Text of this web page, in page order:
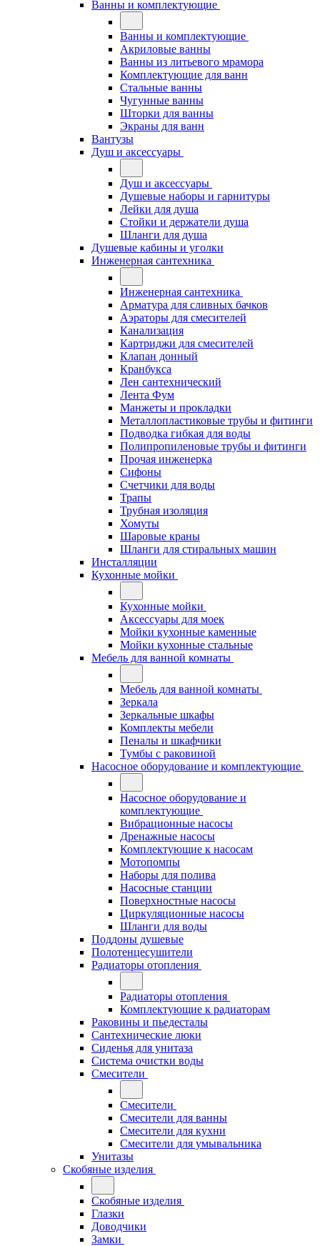
Ванны и комплектующие
Ванны и комплектующие
Акриловые ванны
Ванны из литьевого мрамора
Комплектующие для ванн
Стальные ванны
Чугунные ванны
Шторки для ванны
Экраны для ванн
Вантузы
Душ и аксессуары
Душ и аксессуары
Душевые наборы и гарнитуры
Лейки для душа
Стойки и держатели душа
Шланги для душа
Душевые кабины и уголки
Инженерная сантехника
Инженерная сантехника
Арматура для сливных бачков
Аэраторы для смесителей
Канализация
Картриджи для смесителей
Клапан донный
Кранбукса
Лен сантехнический
Лента Фум
Манжеты и прокладки
Металлопластиковые трубы и фитинги
Подводка гибкая для воды
Полипропиленовые трубы и фитинги
Прочая инженерка
Сифоны
Счетчики для воды
Трапы
Трубная изоляция
Хомуты
Шаровые краны
Шланги для стиральных машин
Инсталляции
Кухонные мойки
Кухонные мойки
Аксессуары для моек
Мойки кухонные каменные
Мойки кухонные стальные
Мебель для ванной комнаты
Мебель для ванной комнаты
Зеркала
Зеркальные шкафы
Комплекты мебели
Пеналы и шкафчики
Тумбы с раковиной
Насосное оборудование и комплектующие
Насосное оборудование и
комплектующие
Вибрационные насосы
Дренажные насосы
Комплектующие к насосам
Мотопомпы
Наборы для полива
Насосные станции
Поверхностные насосы
Циркуляционные насосы
Шланги для воды
Поддоны душевые
Полотенцесушители
Радиаторы отопления
Радиаторы отопления
Комплектующие к радиаторам
Раковины и пьедесталы
Сантехнические люки
Сиденья для унитаза
Система очистки воды
Смесители
Смесители
Смесители для ванны
Смесители для кухни
Смесители для умывальника
Унитазы
Скобяные изделия
Скобяные изделия
Глазки
Доводчики
Замки